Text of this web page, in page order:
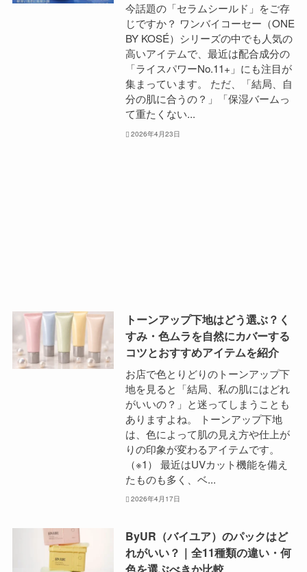
今話題の「セラムシールド」をご存
じですか？ ワンバイコーセー（ONE
BY KOSÉ）シリーズの中でも人気の
高いアイテムで、最近は配合成分の
「ライスパワーNo.11+」にも注目が
集まっています。 ただ、「結局、自
分の肌に合うの？」「保湿バームっ
て重たくない...
2026年4月23日
トーンアップ下地はどう選ぶ？く
すみ・色ムラを自然にカバーする
コツとおすすめアイテムを紹介
お店で色とりどりのトーンアップ下
地を見ると「結局、私の肌にはどれ
がいいの？」と迷ってしまうことも
ありますよね。 トーンアップ下地
は、色によって肌の見え方や仕上が
りの印象が変わるアイテムです。
（※1） 最近はUVカット機能を備え
たものも多く、ベ...
2026年4月17日
ByUR（バイユア）のパックはど
れがいい？｜全11種類の違い・何
色を選ぶべきか比較